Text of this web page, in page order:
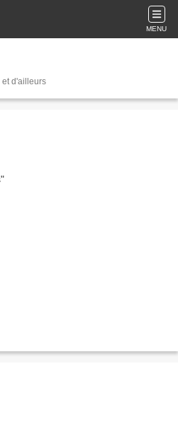
MENU
et d'ailleurs